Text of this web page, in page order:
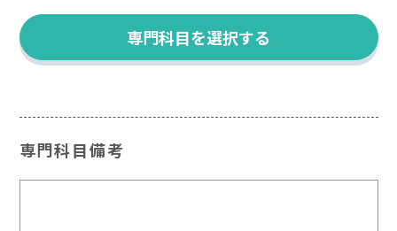
専門科目を選択する
専門科目備考